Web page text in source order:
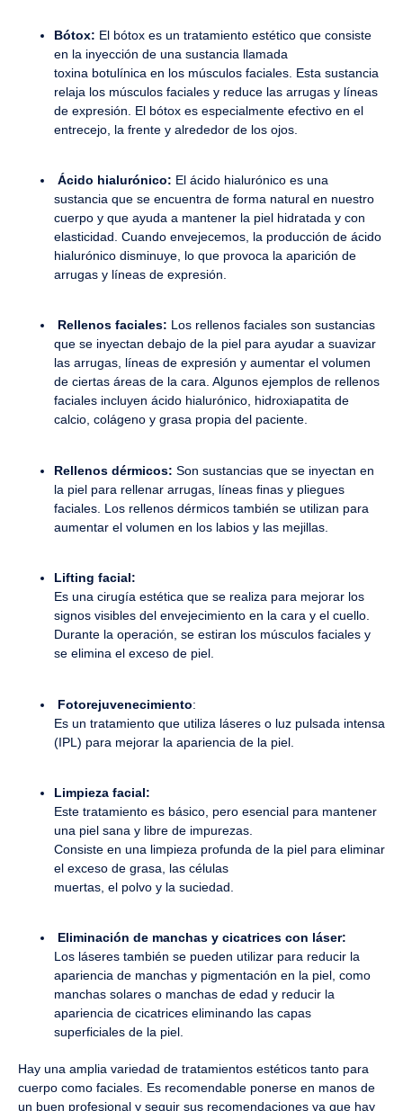
Bótox: El bótox es un tratamiento estético que consiste
en la inyección de una sustancia llamada
toxina botulínica en los músculos faciales. Esta sustancia
relaja los músculos faciales y reduce las arrugas y líneas
de expresión. El bótox es especialmente efectivo en el
entrecejo, la frente y alrededor de los ojos.
Ácido hialurónico: El ácido hialurónico es una
sustancia que se encuentra de forma natural en nuestro
cuerpo y que ayuda a mantener la piel hidratada y con
elasticidad. Cuando envejecemos, la producción de ácido
hialurónico disminuye, lo que provoca la aparición de
arrugas y líneas de expresión.
Rellenos faciales: Los rellenos faciales son sustancias
que se inyectan debajo de la piel para ayudar a suavizar
las arrugas, líneas de expresión y aumentar el volumen
de ciertas áreas de la cara. Algunos ejemplos de rellenos
faciales incluyen ácido hialurónico, hidroxiapatita de
calcio, colágeno y grasa propia del paciente.
Rellenos dérmicos: Son sustancias que se inyectan en
la piel para rellenar arrugas, líneas finas y pliegues
faciales. Los rellenos dérmicos también se utilizan para
aumentar el volumen en los labios y las mejillas.
Lifting facial:
Es una cirugía estética que se realiza para mejorar los
signos visibles del envejecimiento en la cara y el cuello.
Durante la operación, se estiran los músculos faciales y
se elimina el exceso de piel.
Fotorejuvenecimiento:
Es un tratamiento que utiliza láseres o luz pulsada intensa
(IPL) para mejorar la apariencia de la piel.
Limpieza facial:
Este tratamiento es básico, pero esencial para mantener
una piel sana y libre de impurezas.
Consiste en una limpieza profunda de la piel para eliminar
el exceso de grasa, las células
muertas, el polvo y la suciedad.
Eliminación de manchas y cicatrices con láser:
Los láseres también se pueden utilizar para reducir la
apariencia de manchas y pigmentación en la piel, como
manchas solares o manchas de edad y reducir la
apariencia de cicatrices eliminando las capas
superficiales de la piel.
Hay una amplia variedad de tratamientos estéticos tanto para
cuerpo como faciales. Es recomendable ponerse en manos de
un buen profesional y seguir sus recomendaciones ya que hay